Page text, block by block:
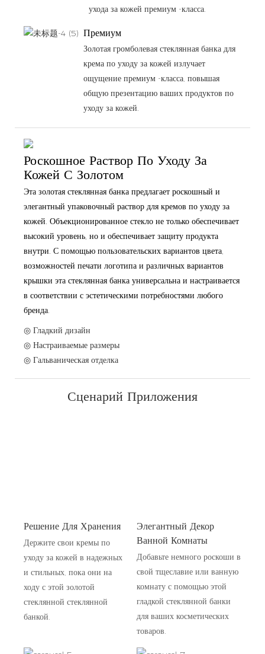
ухода за кожей премиум -класса.
Премиум
Золотая громболевая стеклянная банка для
крема по уходу за кожей излучает
ощущение премиум -класса, повышая
общую презентацию ваших продуктов по
уходу за кожей.
Роскошное Раствор По Уходу За
Кожей С Золотом
Эта золотая стеклянная банка предлагает роскошный и
элегантный упаковочный раствор для кремов по уходу за
кожей. Объекционированное стекло не только обеспечивает
высокий уровень, но и обеспечивает защиту продукта
внутри. С помощью пользовательских вариантов цвета,
возможностей печати логотипа и различных вариантов
крышки эта стеклянная банка универсальна и настраивается
в соответствии с эстетическими потребностями любого
бренда.
◎ Гладкий дизайн
◎ Настраиваемые размеры
◎ Гальваническая отделка
Сценарий Приложения
Решение Для Хранения
Держите свои кремы по
уходу за кожей в надежных
и стильных, пока они на
ходу с этой золотой
стеклянной стеклянной
банкой.
Элегантный Декор
Ванной Комнаты
Добавьте немного роскоши в
свой тщеславие или ванную
комнату с помощью этой
гладкой стеклянной банки
для ваших косметических
товаров.